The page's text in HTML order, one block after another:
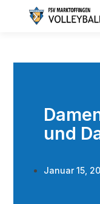
und
Januar 15,